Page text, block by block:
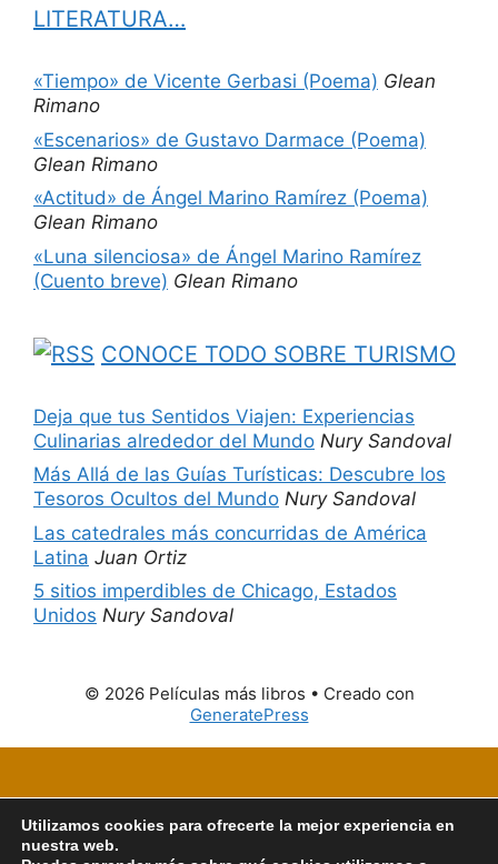
LITERATURA…
«Tiempo» de Vicente Gerbasi (Poema) Glean
Rimano
«Escenarios» de Gustavo Darmace (Poema)
Glean Rimano
«Actitud» de Ángel Marino Ramírez (Poema)
Glean Rimano
«Luna silenciosa» de Ángel Marino Ramírez
(Cuento breve) Glean Rimano
CONOCE TODO SOBRE TURISMO
Deja que tus Sentidos Viajen: Experiencias
Culinarias alrededor del Mundo Nury Sandoval
Más Allá de las Guías Turísticas: Descubre los
Tesoros Ocultos del Mundo Nury Sandoval
Las catedrales más concurridas de América
Latina Juan Ortiz
5 sitios imperdibles de Chicago, Estados
Unidos Nury Sandoval
© 2026 Películas más libros • Creado con
GeneratePress
Utilizamos cookies para ofrecerte la mejor experiencia en
nuestra web.